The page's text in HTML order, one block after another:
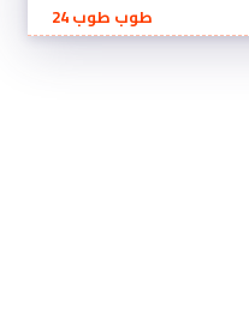
طوب طوب 24